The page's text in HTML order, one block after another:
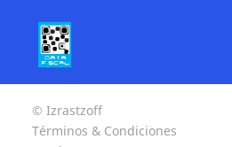
© Izrastzoff
Términos & Condiciones